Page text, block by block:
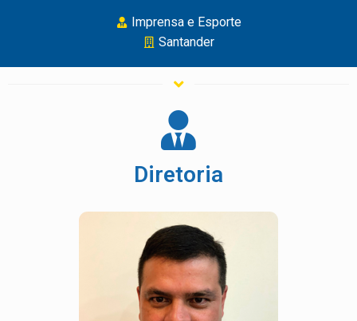
Imprensa e Esporte
Santander
Diretoria